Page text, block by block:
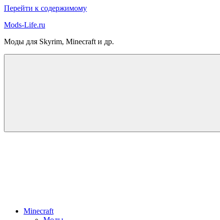
Перейти к содержимому
Mods-Life.ru
Моды для Skyrim, Minecraft и др.
Minecraft